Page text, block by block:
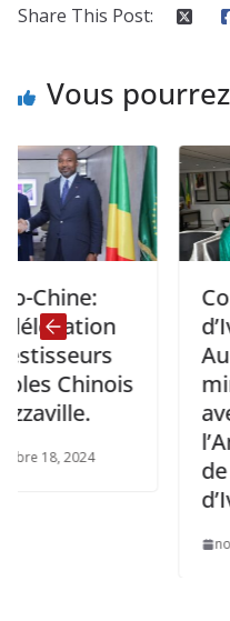
Share This Post:
Vous
Congo-
d’Ivoire:
de la
d’Ivoire.
novembre